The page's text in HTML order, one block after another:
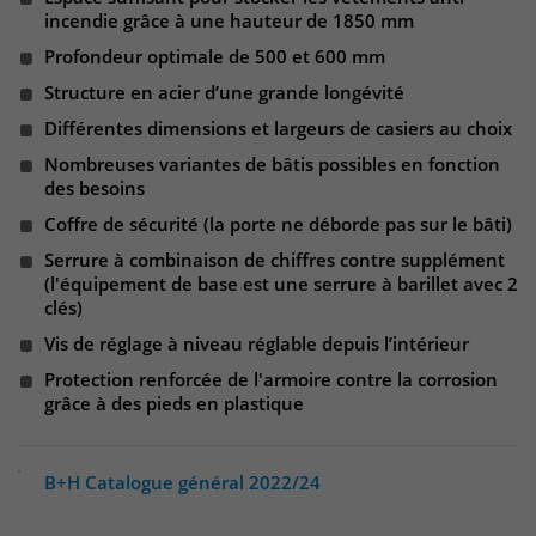
incendie grâce à une hauteur de 1850 mm
Profondeur optimale de 500 et 600 mm
Structure en acier d’une grande longévité
Différentes dimensions et largeurs de casiers au choix
Nombreuses variantes de bâtis possibles en fonction
des besoins
Coffre de sécurité (la porte ne déborde pas sur le bâti)
Serrure à combinaison de chiffres contre supplément
(l'équipement de base est une serrure à barillet avec 2
clés)
Vis de réglage à niveau réglable depuis l’intérieur
Protection renforcée de l'armoire contre la corrosion
grâce à des pieds en plastique
B+H Catalogue général 2022/24
Anbieter TYPO3
Laufzeit 1 Jahr
Zweck
Enthält die gewählten Tracking-Optin-
Websitebesucher für die Dauer des
Besuchs der Webseite zu identifizieren.
Anbieter Matomo
Laufzeit 13 Monate
Das Cookie wird von Matomo installiert.
Kampagnendaten zu berechnen und
die Nutzung der Website für den
Analysebericht der Website zu
eine randoly generierte Nummer zu,